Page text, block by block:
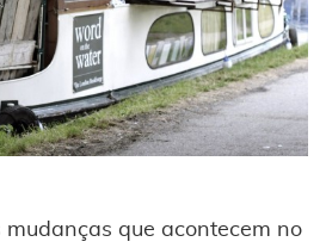
mudanças que acontecem no